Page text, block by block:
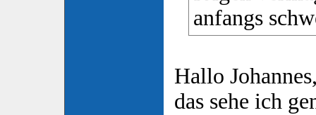
anfangs
Hallo
das sehe ich